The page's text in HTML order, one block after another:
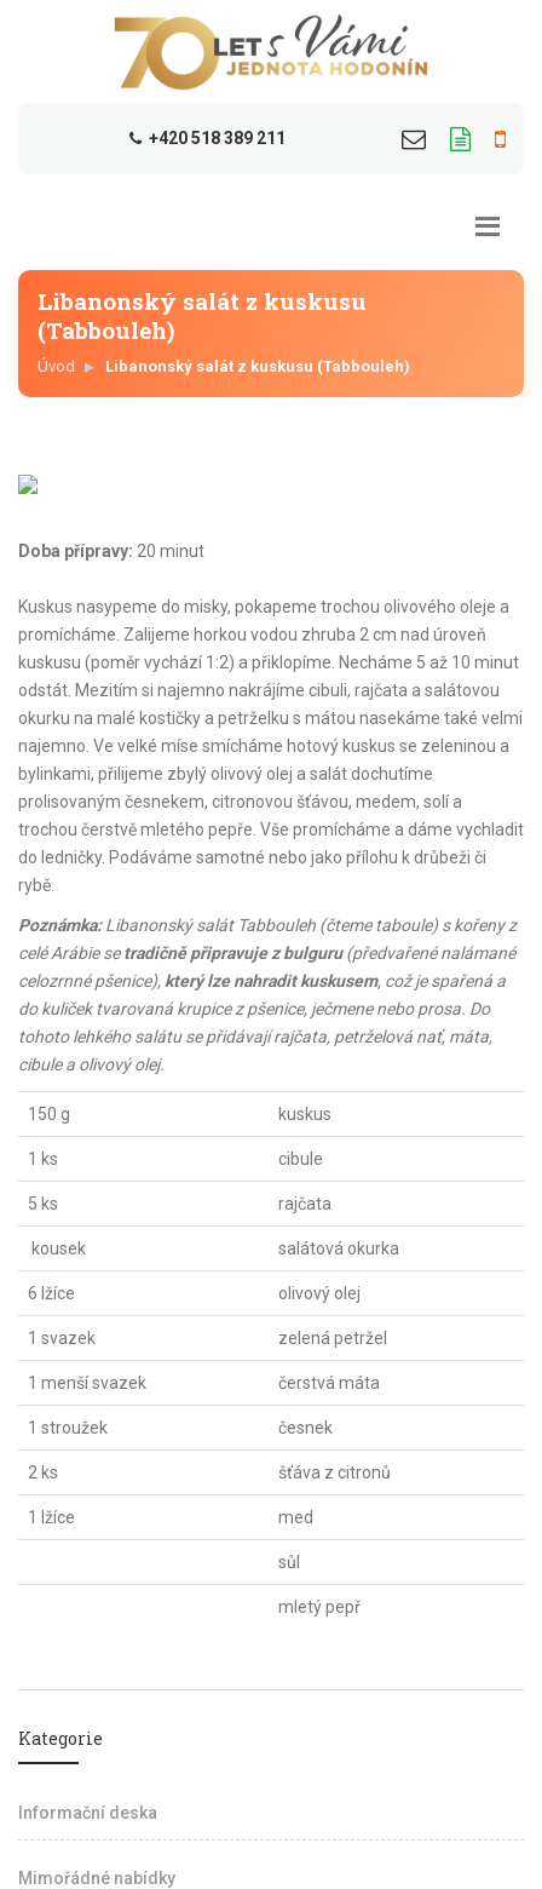
+420 518 389 211
Libanonský salát z kuskusu
(Tabbouleh)
Úvod Libanonský salát z kuskusu (Tabbouleh)
Doba přípravy: 20 minut
Kuskus nasypeme do misky, pokapeme trochou olivového oleje a
promícháme. Zalijeme horkou vodou zhruba 2 cm nad úroveň
kuskusu (poměr vychází 1:2) a přiklopíme. Necháme 5 až 10 minut
odstát. Mezitím si najemno nakrájíme cibuli, rajčata a salátovou
okurku na malé kostičky a petrželku s mátou nasekáme také velmi
najemno. Ve velké míse smícháme hotový kuskus se zeleninou a
bylinkami, přilijeme zbylý olivový olej a salát dochutíme
prolisovaným česnekem, citronovou šťávou, medem, solí a
trochou čerstvě mletého pepře. Vše promícháme a dáme vychladit
do ledničky. Podáváme samotné nebo jako přílohu k drůbeži či
rybě.
Poznámka:Libanonský salát Tabbouleh (čteme taboule) s kořeny z
celé Arábie setradičně připravuje z bulguru(předvařené nalámané
celozrnné pšenice), který lze nahradit kuskusem, což je spařená a
do kuliček tvarovaná krupice z pšenice, ječmene nebo prosa. Do
tohoto lehkého salátu se přidávají rajčata, petrželová nať, máta,
cibule a olivový olej.
150 g kuskus
1 ks cibule
5 ks rajčata
kousek salátová okurka
6 lžíce olivový olej
1 svazek zelená petržel
1 menší svazek čerstvá máta
1 stroužek česnek
2 ks šťáva z citronů
1 lžíce med
sůl
mletý pepř
Kategorie
Informační deska
Mimořádné nabídky